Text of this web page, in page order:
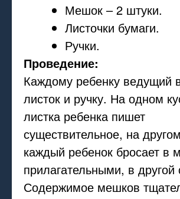
Мешок – 2 штуки.
Листочки бумаги.
Ручки.
Проведение:
Каждому ребенку ведущий
листок и ручку. На одном
листка ребенка пишет
существительное, на
каждый ребенок бросает в
прилагательными, в
Содержимое мешков